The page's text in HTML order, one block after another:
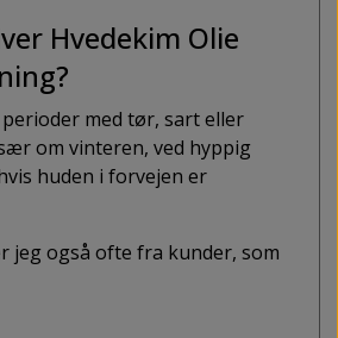
Hvedekim Olie
med tør, sart eller
om vinteren, ved hyppig
huden i forvejen er
jeg også ofte fra kunder, som